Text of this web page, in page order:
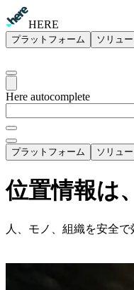
HERE
プラットフォーム ソリュ
Here autocomplete
プラットフォーム ソリュ
位置情報は
人、モノ、組織を安全